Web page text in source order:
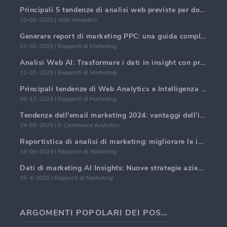
Principali 5 tendenze di analisi web previste per dominare nel 2025
10-05-2025 | Web Analytics
Generare report di marketing PPC: una guida completa
21-02-2025 | Rapporti di Marketing
Analisi Web AI: Trasformare i dati in insight con precisione
11-01-2025 | Rapporti di Marketing
Principali tendenze di Web Analytics e Intelligenza Artificiale nel 2024
09-12-2024 | Rapporti di Marketing
Tendenze dell'email marketing 2024: vantaggi dell'iper-personalizzazione
24-09-2024 | E-Commerce Analytics
Reportistica di analisi di marketing: migliorare le intuizioni aziendali
18-09-2024 | Rapporti di Marketing
Dati di marketing AI Insights: Nuove strategie aziendali per il 2024
25-4-2025 | Rapporti di Marketing
ARGOMENTI POPOLARI DEI POST DEI BLOG